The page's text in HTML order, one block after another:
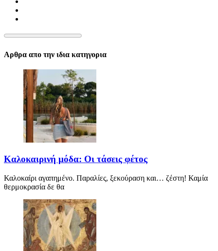
Αρθρα απο την ιδια κατηγορια
Καλοκαιρινή μόδα: Οι τάσεις φέτος
Καλοκαίρι αγαπημένο. Παραλίες, ξεκούραση και… ζέστη! Καμία
θερμοκρασία δε θα